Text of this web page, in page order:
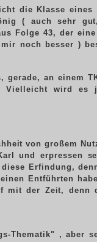
die Klasse eines
( auch sehr
Folge 43, der
noch besser )
gerade, an einem
Vielleicht wird
von großem
und erpressen
Erfindung,
Entführten
der Zeit, denn
Thematik" , aber